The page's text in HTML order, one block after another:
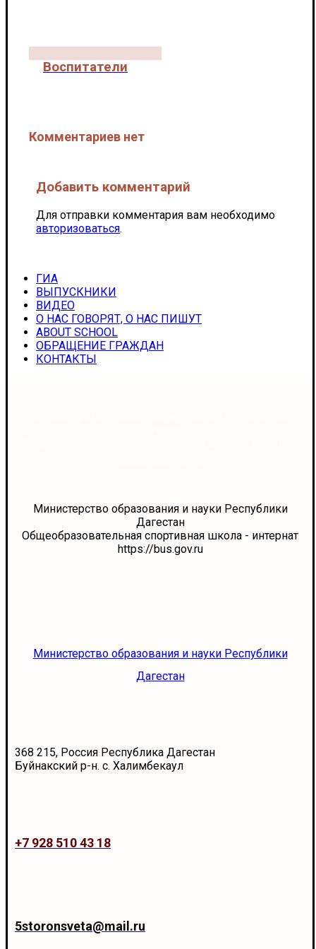
Воспитатели
Комментариев нет
Добавить комментарий
Для отправки комментария вам необходимо
авторизоваться.
ГИА
ВЫПУСКНИКИ
ВИДЕО
О НАС ГОВОРЯТ, О НАС ПИШУТ
ABOUT SCHOOL
ОБРАЩЕНИЕ ГРАЖДАН
КОНТАКТЫ
Министерство образования и науки Республики
Дагестан
Общеобразовательная спортивная школа - интернат
https://bus.gov.ru
Министерство образования и науки Республики
Дагестан
368 215, Россия Республика Дагестан
Буйнакский р-н. с. Халимбекаул
+7 928 510 43 18
5storonsveta@mail.ru